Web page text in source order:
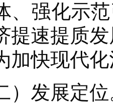
、强化示
提速提质
加快现代
发展定位